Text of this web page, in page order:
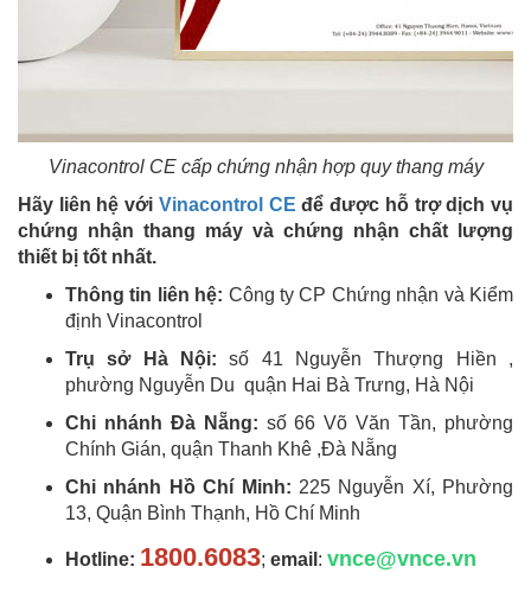
Vinacontrol CE cấp chứng nhận hợp quy thang máy
Hãy liên hệ với Vinacontrol CE để được hỗ trợ dịch vụ
chứng nhận thang máy và chứng nhận chất lượng
thiết bị tốt nhất.
Thông tin liên hệ: Công ty CP Chứng nhận và Kiểm
định Vinacontrol
Trụ sở Hà Nội: số 41 Nguyễn Thượng Hiền ,
phường Nguyễn Du quận Hai Bà Trưng, Hà Nội
Chi nhánh Đà Nẵng: số 66 Võ Văn Tần, phường
Chính Gián, quận Thanh Khê ,Đà Nẵng
Chi nhánh Hồ Chí Minh: 225 Nguyễn Xí, Phường
13, Quận Bình Thạnh, Hồ Chí Minh
Hotline: 1800.6083; email : vnce@vnce.vn